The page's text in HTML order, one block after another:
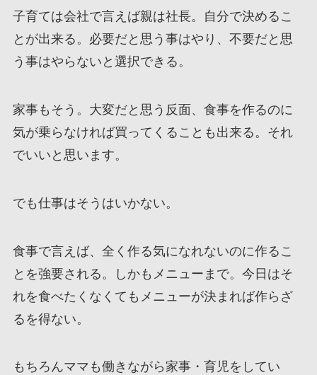
子育ては会社で言えば親は社長。自分で決めるこ
とが出来る。必要だと思う事はやり、不要だと思
う事はやらないと選択できる。
家事もそう。大変だと思う反面、食事を作るのに
気が乗らなければ買ってくることも出来る。それ
でいいと思います。
でも仕事はそうはいかない。
食事で言えば、全く作る気になれないのに作るこ
とを強要される。しかもメニューまで。今日はそ
れを食べたくなくてもメニューが決まれば作らざ
るを得ない。
もちろんママも働きながら家事・育児をしてい